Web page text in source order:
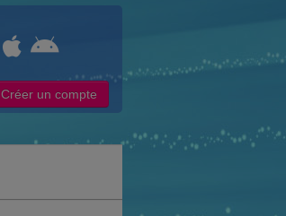
Créer un compte